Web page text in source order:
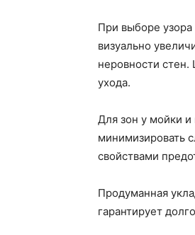
При выборе узора
визуально
неровности
ухода.
Для зон у мойки
минимизировать
свойствами
Продуманная
гарантирует